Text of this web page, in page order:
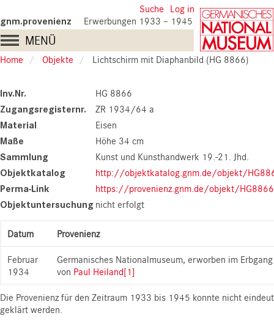
to
main
content
User
account
menu
Suche Log in
gnm.provenienz Erwerbungen 1933 – 1945
Main
navigation
MENÜ
Home Objekte Lichtschirm mit Diaphanbild (HG 8866)
Inv.Nr. HG 8866
Zugangsregisternr. ZR 1934/64 a
Material Eisen
Maße Höhe 34 cm
Sammlung Kunst und Kunsthandwerk 19.-21. Jhd.
Objektkatalog http://objektkatalog.gnm.de/objekt/
Perma-Link https://provenienz.gnm.de/objekt/HG8866
Objektuntersuchung nicht erfolgt
Datum Provenienz
Februar
1934
Germanisches Nationalmuseum, erworben im Erbgang
von Paul Heiland[1]
Die Provenienz für den Zeitraum 1933 bis 1945 konnte nicht
geklärt werden.